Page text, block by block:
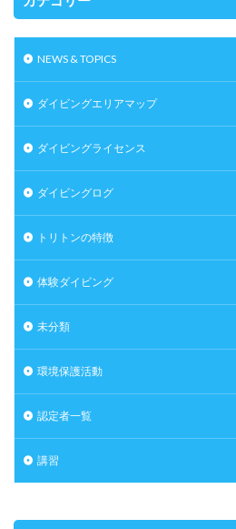
NEWS & TOPICS
ダイビングエリアマップ
ダイビングライセンス
ダイビングログ
トリトンの特徴
体験ダイビング
未分類
環境保護活動
認定者一覧
講習